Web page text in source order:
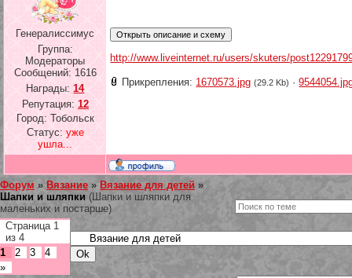
Генералиссимус
Группа:
Модераторы
Сообщений: 1616
Награды:14
Репутация: 12
Город: Тобольск
Статус: уже
ушла...
http://www.liveinternet.ru/users/skuters/
Прикрепления: 1670573.jpg (29.2 Kb) ·
Форум » Вязание » Вязание для детей »
Шапки и шляпки (Шапки и шляпки для
маленьких и постарше)
Страница 1
из 4
1
2 3
4
»